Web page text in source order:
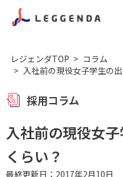
レジェンダTOP
コラム
入社前の現役女子学生の
採用コラム
入社前の現役女
くらい？
最終更新日：2017年2月10日